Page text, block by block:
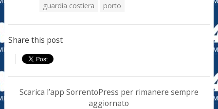
guardia costiera
porto
Share this post
Scarica l’app SorrentoPress per rimanere sempre
aggiornato